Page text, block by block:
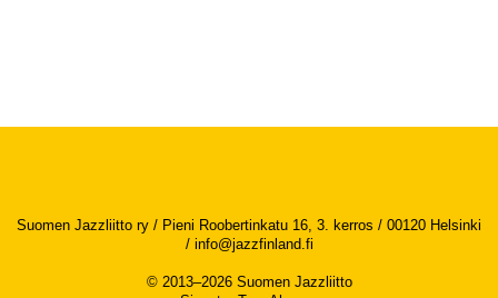
Suomen Jazzliitto ry / Pieni Roobertinkatu 16, 3. kerros / 00120 Helsinki
/ info@jazzfinland.fi
© 2013–2026 Suomen Jazzliitto